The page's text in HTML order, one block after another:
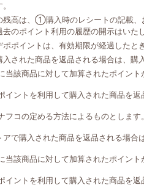
残高は、①購入時のレシートの記載
去のポイント利用の履歴の開示はいた
ポイントは、有効期限が経過したと
入された商品を返品される場合は、購
当該商品に対して加算されたポイント
イントを利用して購入された商品を
フコの定める方法によるものとします。
アで購入された商品を返品される場合
当該商品に対して加算されたポイント
イントを利用して購入された商品を